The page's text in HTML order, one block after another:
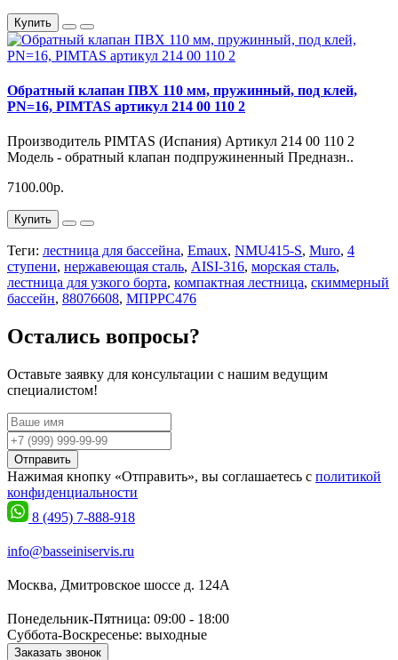
Купить
Обратный клапан ПВХ 110 мм, пружинный, под клей,
PN=16, PIMTAS артикул 214 00 110 2
Производитель PIMTAS (Испания) Артикул 214 00 110 2
Модель - обратный клапан подпружиненный Предназн..
7100.00р.
Купить
Теги: лестница для бассейна, Emaux, NMU415-S, Muro, 4
ступени, нержавеющая сталь, AISI-316, морская сталь,
лестница для узкого борта, компактная лестница, скиммерный
бассейн, 88076608, МПРРС476
Остались вопросы?
Оставьте заявку для консультации с нашим ведущим
специалистом!
Отправить
Нажимая кнопку «Отправить», вы соглашаетесь с политикой
конфиденциальности
8 (495) 7-888-918
info@basseiniservis.ru
Москва, Дмитровское шоссе д. 124А
Понедельник-Пятница: 09:00 - 18:00
Суббота-Воскресенье: выходные
Заказать звонок